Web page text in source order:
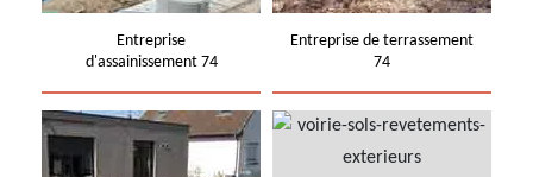
Entreprise
d'assainissement 74
Entreprise de terrassement
74